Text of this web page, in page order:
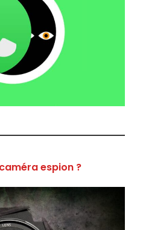
espion ?